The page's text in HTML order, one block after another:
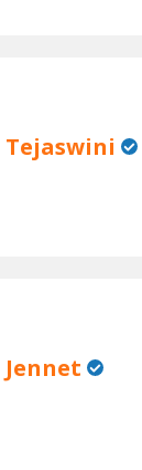
Tejaswini
Jennet